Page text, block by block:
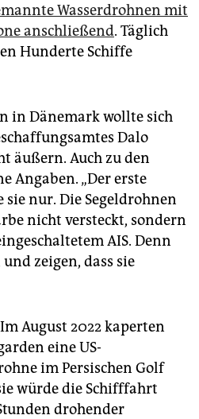
Wasserdrohnen mit
anschließend. Täglich
Hunderte Schiffe
in Dänemark wollte sich
Dalo
äußern. Auch zu den
Angaben. „Der erste
sie nur. Die Segeldrohnen
nicht versteckt, sondern
AIS. Denn
zeigen, dass sie
August 2022 kaperten
eine US-
im Persischen Golf
würde die Schifffahrt
drohender